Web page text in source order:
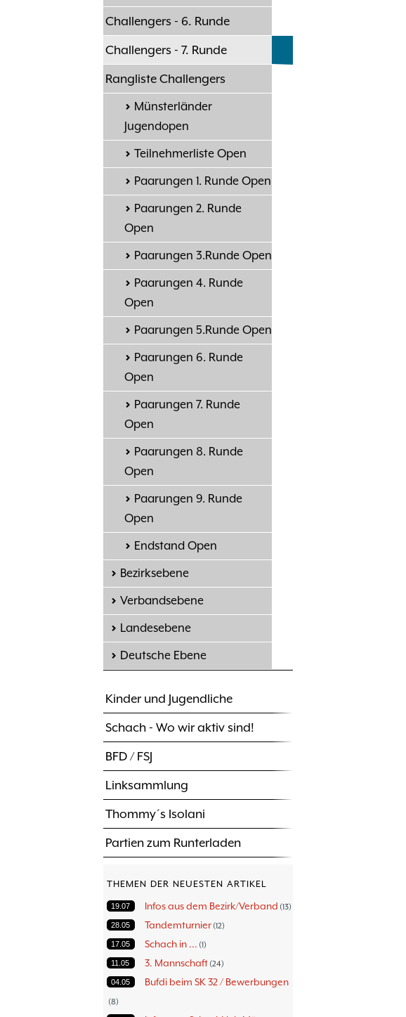
Challengers - 6. Runde
Challengers - 7. Runde
Rangliste Challengers
Münsterländer
Jugendopen
Teilnehmerliste Open
Paarungen 1. Runde Open
Paarungen 2. Runde
Open
Paarungen 3.Runde Open
Paarungen 4. Runde
Open
Paarungen 5.Runde Open
Paarungen 6. Runde
Open
Paarungen 7. Runde
Open
Paarungen 8. Runde
Open
Paarungen 9. Runde
Open
Endstand Open
Bezirksebene
Verbandsebene
Landesebene
Deutsche Ebene
Kinder und Jugendliche
Schach - Wo wir aktiv sind!
BFD / FSJ
Linksammlung
Thommy´s Isolani
Partien zum Runterladen
THEMEN DER NEUESTEN ARTIKEL
19.07 Infos aus dem Bezirk/Verband 13
28.05 Tandemturnier 12
17.05 Schach in ... 1
11.05 3. Mannschaft 24
04.05 Bufdi beim SK 32 / Bewerbungen
8